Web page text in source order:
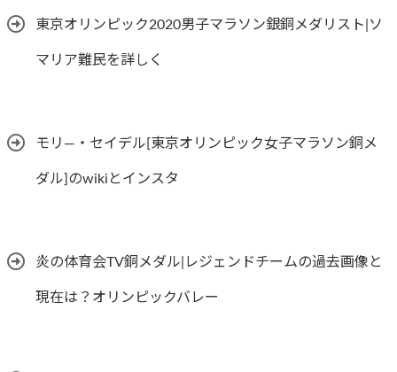
東京オリンピック2020男子マラソン銀銅メダリスト|ソ
マリア難民を詳しく
モリ―・セイデル[東京オリンピック女子マラソン銅メ
ダル]のwikiとインスタ
炎の体育会TV銅メダル|レジェンドチームの過去画像と
現在は？オリンピックバレー